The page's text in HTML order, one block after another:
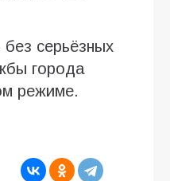
серьёзных
города
режиме.